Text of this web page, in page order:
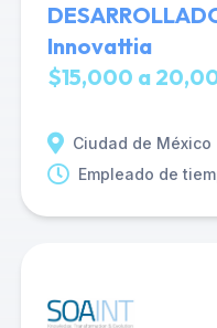
Innovattia
$15,000 a
Ciudad de México
Empleado de